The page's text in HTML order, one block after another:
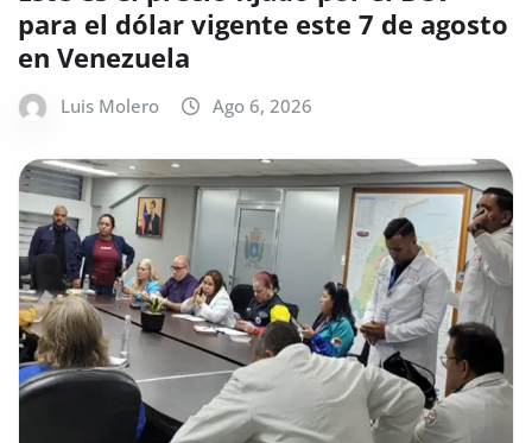
para el dólar vigente este 7 de agosto
en Venezuela
Luis Molero Ago 6, 2026